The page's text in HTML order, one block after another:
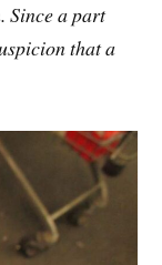
Since a part
that a